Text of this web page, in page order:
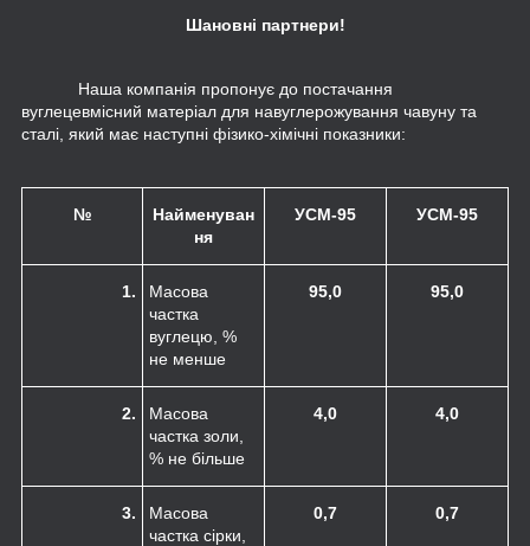
Шановні партнери!
Наша компанія пропонує до постачання
вуглецевмісний матеріал для навуглерожування чавуну та
сталі, який має наступні фізико-хімічні показники:
№
Найменуван
ня
УСМ-95 УСМ-95
1.
Масова
частка
вуглецю, %
не менше
95,0 95,0
2.
Масова
частка золи,
% не більше
4,0 4,0
3.
Масова
частка сірки,
0,7 0,7